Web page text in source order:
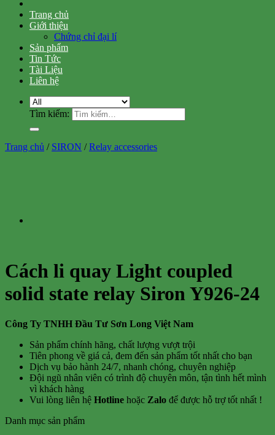
Trang chủ
Giới thiệu
Chứng chỉ đại lí
Sản phẩm
Tin Tức
Tài Liệu
Liên hệ
Tìm kiếm:
Trang chủ / SIRON / Relay accessories
Cách li quay Light coupled
solid state relay Siron Y926-24
Công Ty TNHH Đầu Tư Sơn Long Việt Nam
Sản phẩm chính hãng, chất lượng vượt trội
Tiên phong về giá cả, đem đến sản phẩm tốt nhất cho bạn
Dịch vụ bảo hành 24/7, nhanh chóng, chuyên nghiệp
Đội ngũ nhân viên có trình độ chuyên môn, tận tình hết mình
vì khách hàng
Vui lòng liên hệ Hotline hoặc Zalo để được hỗ trợ tốt nhất !
Danh mục sản phẩm